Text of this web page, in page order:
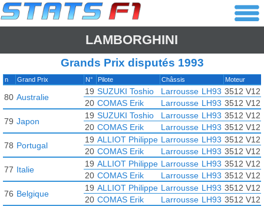
LAMBORGHINI
Grands Prix disputés 1993
n Grand Prix N° Pilote Châssis Moteur
80 Australie
19 SUZUKI Toshio Larrousse LH93 3512 V12
20 COMAS Erik Larrousse LH93 3512 V12
79 Japon
19 SUZUKI Toshio Larrousse LH93 3512 V12
20 COMAS Erik Larrousse LH93 3512 V12
78 Portugal
19 ALLIOT Philippe Larrousse LH93 3512 V12
20 COMAS Erik Larrousse LH93 3512 V12
77 Italie
19 ALLIOT Philippe Larrousse LH93 3512 V12
20 COMAS Erik Larrousse LH93 3512 V12
76 Belgique
19 ALLIOT Philippe Larrousse LH93 3512 V12
20 COMAS Erik Larrousse LH93 3512 V12